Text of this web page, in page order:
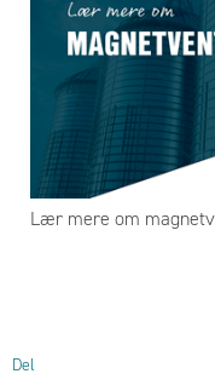
Lær mere om
Del